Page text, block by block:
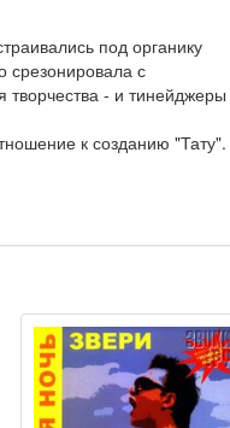
под органику
срезонировала с
творчества - и тинейджеры
к созданию "Тату".